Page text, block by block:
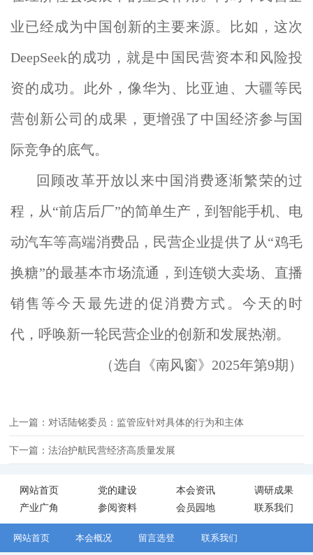
业已经成为中国创新的主要来源。比如，这次
DeepSeek的成功，就是中国民营资本和风险投
资的成功。此外，像华为、比亚迪、大疆等民
营创新公司的成果，更增强了中国经济参与国
际竞争的底气。
回顾改革开放以来中国消费逐渐繁荣的过
程，从“前店后厂”的简单生产，到智能手机、电
动汽车等高端消费品，民营企业提供了从“鸡毛
换糖”的最基本市场流通，到连锁大卖场、直播
销售等今天最先进的促消费方式。今天的时
代，呼唤新一轮民营企业的创新和发展热潮。
（选自《南风窗》2025年第9期）
上一篇：对话陆铭委员：监管应针对具体的行为和主体
下一篇：法治护航民营经济高质量发展
网站首页 党的建设 本会资讯
调研成果
产业广角
参阅资料 会员园地 联系我们
网站首页 本会概况 留言选登 联系我们